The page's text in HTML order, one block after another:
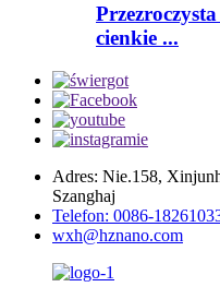
cienkie ...
Adres: Nie.158,
Szanghaj
Telefon: 0086-
wxh@hznano.com